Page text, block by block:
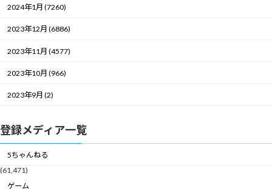
2024年1月 (7260)
2023年12月 (6886)
2023年11月 (4577)
2023年10月 (966)
2023年9月 (2)
登録メディア一覧
5ちゃんねる
(61,471)
ゲーム